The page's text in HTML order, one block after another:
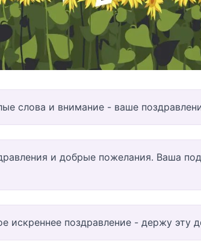
слова и внимание - ваше
и добрые пожелания. Ваша
искреннее поздравление - держу эту